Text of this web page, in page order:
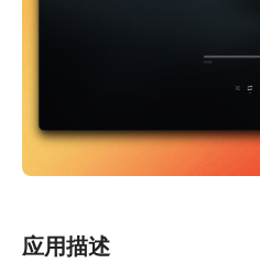
应用描述